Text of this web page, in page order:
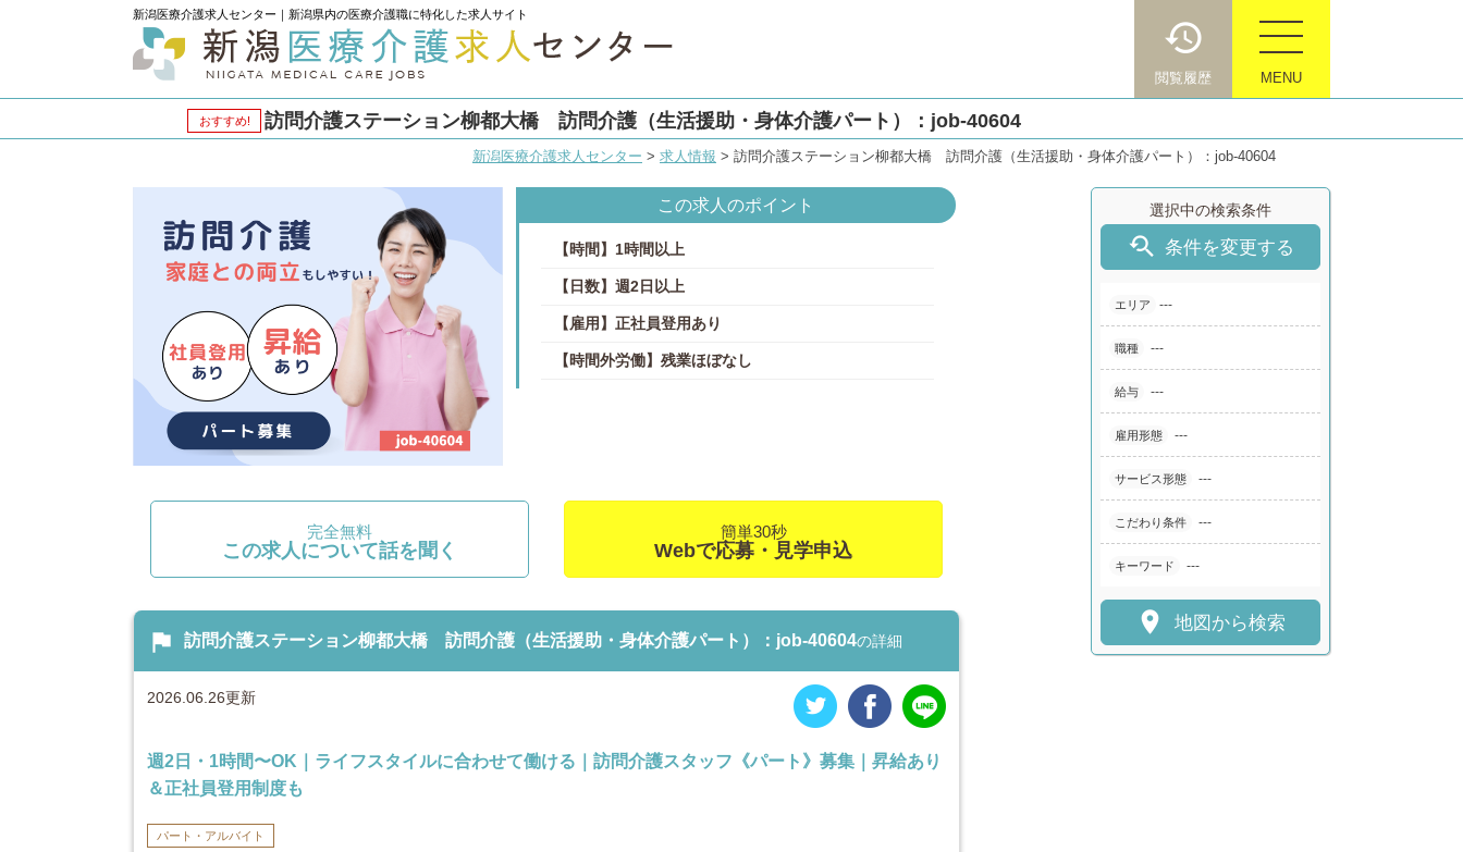
新潟医療介護求人センター｜新潟県内の医療介護職に特化した求人サイト
MENU
閲覧履歴
おすすめ! 訪問介護ステーション柳都大橋 訪問介護（生活援助・身体介護パート）：job-40604
新潟医療介護求人センター > 求人情報 > 訪問介護ステーション柳都大橋 訪問介護（生活援助・身体介護パート）：job-40604
選択中の検索条件
 条件を変更する
エリア ---
職種 ---
給与 ---
雇用形態 ---
サービス形態 ---
こだわり条件 ---
キーワード ---
 地図から検索
この求人のポイント
【時間】1時間以上
【日数】週2日以上
【雇用】正社員登用あり
【時間外労働】残業ほぼなし
完全無料
この求人について話を聞く
簡単30秒
Webで応募・見学申込
flag 訪問介護ステーション柳都大橋 訪問介護（生活援助・身体介護パート）：job-40604の詳細
2026.06.26更新
週2日・1時間〜OK｜ライフスタイルに合わせて働ける｜訪問介護スタッフ《パート》募集｜昇給あり
＆正社員登用制度も
パート・アルバイト